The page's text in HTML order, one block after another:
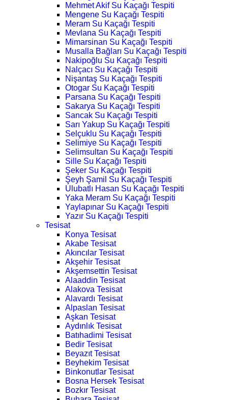
Mehmet Akif Su Kaçağı Tespiti
Mengene Su Kaçağı Tespiti
Meram Su Kaçağı Tespiti
Mevlana Su Kaçağı Tespiti
Mimarsinan Su Kaçağı Tespiti
Musalla Bağları Su Kaçağı Tespiti
Nakipoğlu Su Kaçağı Tespiti
Nalçacı Su Kaçağı Tespiti
Nişantaş Su Kaçağı Tespiti
Otogar Su Kaçağı Tespiti
Parsana Su Kaçağı Tespiti
Sakarya Su Kaçağı Tespiti
Sancak Su Kaçağı Tespiti
Sarı Yakup Su Kaçağı Tespiti
Selçuklu Su Kaçağı Tespiti
Selimiye Su Kaçağı Tespiti
Selimsultan Su Kaçağı Tespiti
Sille Su Kaçağı Tespiti
Şeker Su Kaçağı Tespiti
Şeyh Şamil Su Kaçağı Tespiti
Ulubatlı Hasan Su Kaçağı Tespiti
Yaka Meram Su Kaçağı Tespiti
Yaylapınar Su Kaçağı Tespiti
Yazır Su Kaçağı Tespiti
Tesisat
Konya Tesisat
Akabe Tesisat
Akıncılar Tesisat
Akşehir Tesisat
Akşemsettin Tesisat
Alaaddin Tesisat
Alakova Tesisat
Alavardı Tesisat
Alpaslan Tesisat
Aşkan Tesisat
Aydınlık Tesisat
Batıhadimi Tesisat
Bedir Tesisat
Beyazıt Tesisat
Beyhekim Tesisat
Binkonutlar Tesisat
Bosna Hersek Tesisat
Bozkır Tesisat